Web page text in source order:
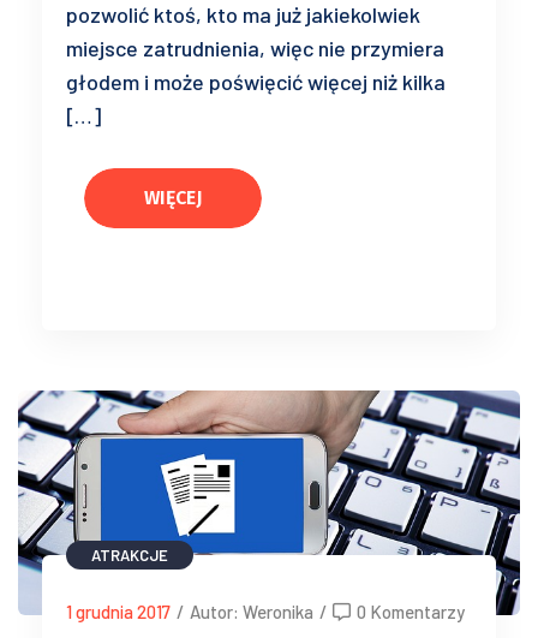
pozwolić ktoś, kto ma już jakiekolwiek
miejsce zatrudnienia, więc nie przymiera
głodem i może poświęcić więcej niż kilka
[…]
WIĘCEJ
ATRAKCJE
1 grudnia 2017 / Autor: Weronika / 0 Komentarzy